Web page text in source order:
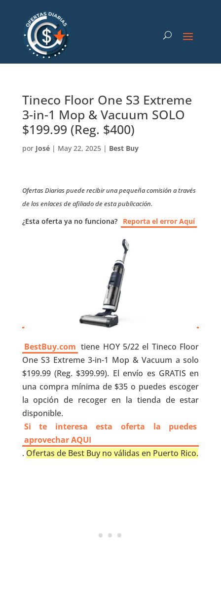
Tineco Floor One S3 Extreme
3-in-1 Mop & Vacuum SOLO
$199.99 (Reg. $400)
por José| May 22, 2025| Best Buy
Ofertas Diarias puede recibir una pequeña comisión a través
de los enlaces de afiliado de esta publicación.
¿Esta oferta ya no funciona? Reporta el error Aquí
BestBuy.com tiene HOY 5/22 el Tineco Floor
One S3 Extreme 3-in-1 Mop & Vacuum a solo
$199.99 (Reg. $399.99). El envío es GRATIS en
una compra mínima de $35 o puedes escoger
la opción de recoger en la tienda de estar
disponible.
Si te interesa esta oferta la puedes
aprovechar AQUI
. Ofertas de Best Buy no válidas en Puerto Rico.